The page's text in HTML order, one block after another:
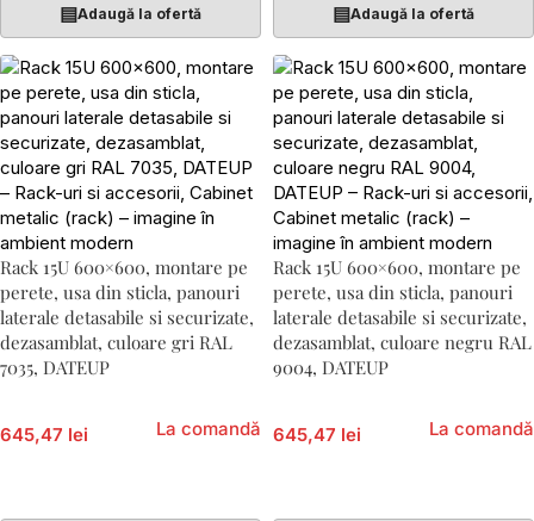
▤Adaugă la ofertă ▤Adaugă la ofertă
Rack 15U 600×600, montare pe
perete, usa din sticla, panouri
laterale detasabile si securizate,
dezasamblat, culoare gri RAL
7035, DATEUP
645,47 lei La comandă
Rack 15U 600×600, montare pe
perete, usa din sticla, panouri
laterale detasabile si securizate,
dezasamblat, culoare negru RAL
9004, DATEUP
645,47 lei La comandă